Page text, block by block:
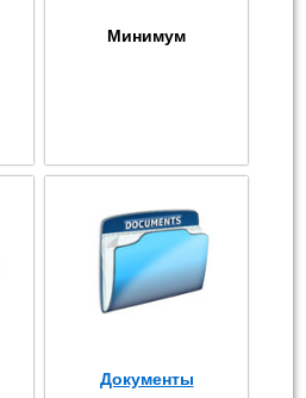
Минимум
Документы